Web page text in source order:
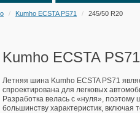
Kumho ECSTA PS71 245/50 R20
Kumho ECSTA
Летняя шина Kumho ECSTA PS71
спроектирована для легковых
Разработка велась с «нуля»,
большинству характеристик, включая